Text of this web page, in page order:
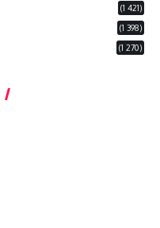
(1 421)
(1 398)
(1 270)